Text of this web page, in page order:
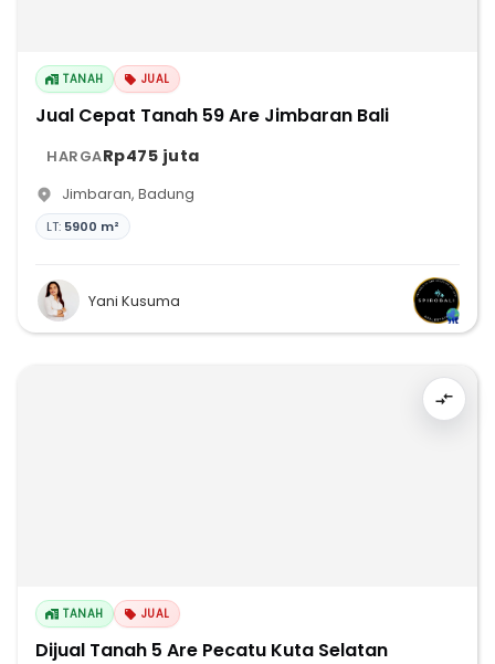
TANAH JUAL
Jual Cepat Tanah 59 Are Jimbaran Bali
HARGARp475 juta
Jimbaran, Badung
LT: 5900 m²
Yani Kusuma
TANAH JUAL
Dijual Tanah 5 Are Pecatu Kuta Selatan